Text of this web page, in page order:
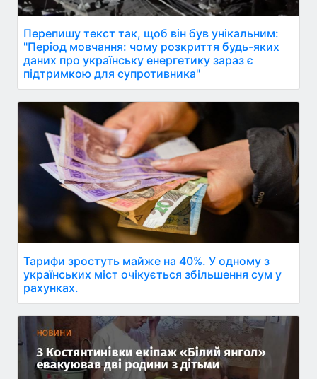
Перепишу текст так, щоб він був унікальним:
"Період мовчання: чому розкриття будь-яких
даних про українську енергетику зараз є
підтримкою для супротивника"
Тарифи зростуть майже на 40%. У одному з
українських міст очікується збільшення сум у
рахунках.